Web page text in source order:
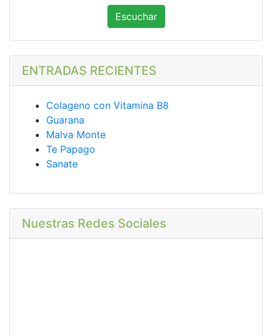
Escuchar
ENTRADAS RECIENTES
Colageno con Vitamina B8
Guarana
Malva Monte
Te Papago
Sanate
Nuestras Redes Sociales